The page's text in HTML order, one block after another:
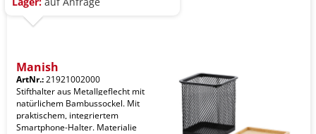
Manish
ArtNr.:21921002000
Stifthalter aus Metallgeflecht mit
natürlichem Bambussockel. Mit
praktischem, integriertem
Smartphone-Halter. Materialie